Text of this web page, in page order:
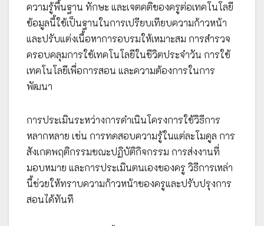
ความรู้พื้นฐาน ทักษะ และเจตคติของครูต่อเทคโนโลยี
ข้อมูลนี้ใช้เป็นฐานในการเปรียบเทียบความก้าวหน้า
และปรับแต่งเนื้อหาการอบรมให้เหมาะสม การสำรวจ
ครอบคลุมการใช้เทคโนโลยีในชีวิตประจำวัน การใช้
เทคโนโลยีเพื่อการสอน และความต้องการในการ
พัฒนา
การประเมินระหว่างการดำเนินโครงการใช้วิธีการ
หลากหลาย เช่น การทดสอบความรู้ในแต่ละโมดูล การ
สังเกตพฤติกรรมขณะปฏิบัติกิจกรรม การส่งงานที่
มอบหมาย และการประเมินตนเองของครู วิธีการเหล่า
นี้ช่วยให้ทราบความก้าวหน้าของครูและปรับปรุงการ
สอนได้ทันที